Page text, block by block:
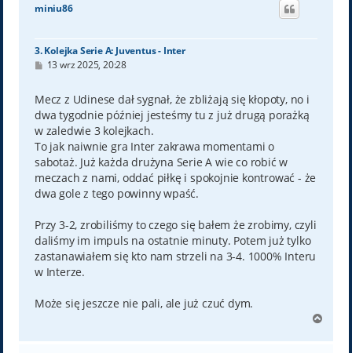
miniu86
3. Kolejka Serie A: Juventus - Inter
P
t
13 wrz 2025, 20:28
Mecz z Udinese dał sygnał, że zbliżają się kłopoty, no i
dwa tygodnie później jesteśmy tu z już drugą porażką
w zaledwie 3 kolejkach.
To jak naiwnie gra Inter zakrawa momentami o
sabotaż. Już każda drużyna Serie A wie co robić w
meczach z nami, oddać piłkę i spokojnie kontrować - że
dwa gole z tego powinny wpaść.
Przy 3-2, zrobiliśmy to czego się bałem że zrobimy, czyli
daliśmy im impuls na ostatnie minuty. Potem już tylko
zastanawiałem się kto nam strzeli na 3-4. 1000% Interu
w Interze.
Może się jeszcze nie pali, ale już czuć dym.
g